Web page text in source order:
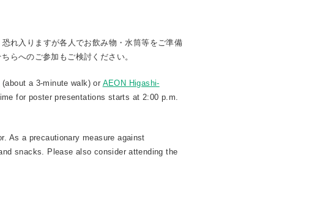
れ入りますが各人でお飲み物・水筒等をご準備
らへのご参加もご検討ください。
(about a 3-minute walk) or AEON Higashi-
for poster presentations starts at 2:00 p.m.
As a precautionary measure against
snacks. Please also consider attending the